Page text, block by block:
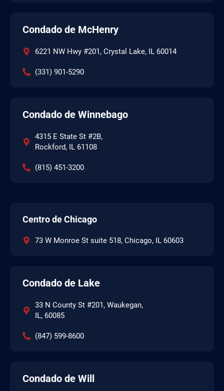
Condado de McHenry
6221 NW Hwy #201, Crystal Lake, IL 60014
(331) 901-5290
Condado de Winnebago
4315 E State St #2B,
Rockford, IL 61108
(815) 451-3200
Centro de Chicago
73 W Monroe St suite 518, Chicago, IL 60603
Condado de Lake
33 N County St #201, Waukegan,
IL, 60085
(847) 599-8600
Condado de Will